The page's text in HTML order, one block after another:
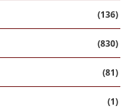
(136)
(830)
(81)
(1)